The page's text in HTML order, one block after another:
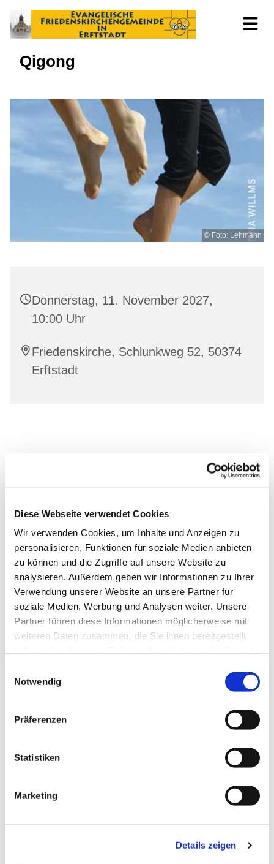
Diese Webseite verwendet Cookies
Wir verwenden Cookies, um Inhalte und Anzeigen zu
personalisieren, Funktionen für soziale Medien anbieten
zu können und die Zugriffe auf unsere Website zu
analysieren. Außerdem geben wir Informationen zu Ihrer
Verwendung unserer Website an unsere Partner für
soziale Medien, Werbung und Analysen weiter. Unsere
Partner führen diese Informationen möglicherweise mit
weiteren Daten zusammen, die Sie ihnen bereitgestellt
Notwendig
Präferenzen
Statistiken
Marketing
Details zeigen
Qigong
© Foto: Lehmann
Donnerstag, 11. November 2027,
10:00 Uhr
Friedenskirche, Schlunkweg 52, 50374
Erftstadt
Dies könnte Sie auch